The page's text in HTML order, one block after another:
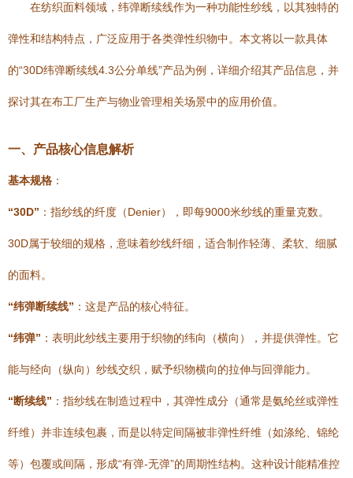
在纺织面料领域，纬弹断续线作为一种功能性纱线，以其独特的
弹性和结构特点，广泛应用于各类弹性织物中。本文将以一款具体
的“30D纬弹断续线4.3公分单线”产品为例，详细介绍其产品信息，并
探讨其在布工厂生产与物业管理相关场景中的应用价值。
一、产品核心信息解析
基本规格 ：
“30D” ：指纱线的纤度（Denier），即每9000米纱线的重量克数。
30D属于较细的规格，意味着纱线纤细，适合制作轻薄、柔软、细腻
的面料。
“纬弹断续线” ：这是产品的核心特征。
“纬弹” ：表明此纱线主要用于织物的纬向（横向），并提供弹性。它
能与经向（纵向）纱线交织，赋予织物横向的拉伸与回弹能力。
“断续线” ：指纱线在制造过程中，其弹性成分（通常是氨纶丝或弹性
纤维）并非连续包裹，而是以特定间隔被非弹性纤维（如涤纶、锦纶
等）包覆或间隔，形成“有弹-无弹”的周期性结构。这种设计能精准控